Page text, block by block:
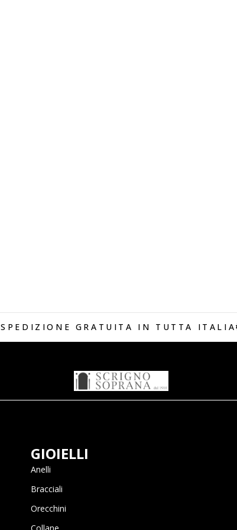
SPEDIZIONE GRATUITA IN TUTTA ITALIA
GIOIELLI
Anelli
Bracciali
Orecchini
Collane